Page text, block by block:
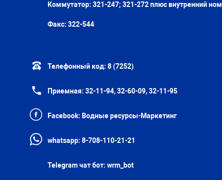
Коммутатор: 321-247; 321-272 плюс внутренний
Факс: 322-544
Телефонный код: 8 (7252)
Приемная: 32-11-94, 32-60-09, 32-11-95
Facebook: Водные ресурсы-Маркетинг
whatsapp: 8-708-110-21-21
Telegram чат бот: wrm_bot